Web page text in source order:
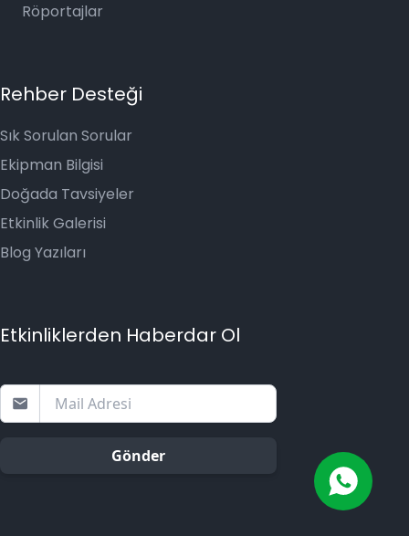
Röportajlar
Rehber Desteği
Sık Sorulan Sorular
Ekipman Bilgisi
Doğada Tavsiyeler
Etkinlik Galerisi
Blog Yazıları
Etkinliklerden Haberdar Ol
Gönder